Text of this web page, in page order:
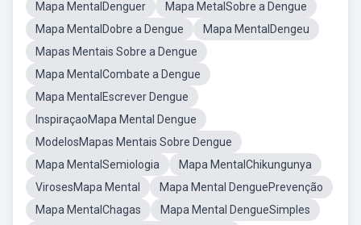
Mapa MentalDenguer
Mapa MetalSobre a Dengue
Mapa MentalDobre a Dengue
Mapa MentalDengeu
Mapas Mentais Sobre a Dengue
Mapa MentalCombate a Dengue
Mapa MentalEscrever Dengue
InspiraçaoMapa Mental Dengue
ModelosMapas Mentais Sobre Dengue
Mapa MentalSemiologia
Mapa MentalChikungunya
VirosesMapa Mental
Mapa Mental DenguePrevenção
Mapa MentalChagas
Mapa Mental DengueSimples